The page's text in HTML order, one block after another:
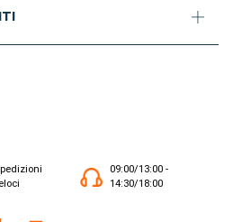
09:00/13:00 -
14:30/18:00